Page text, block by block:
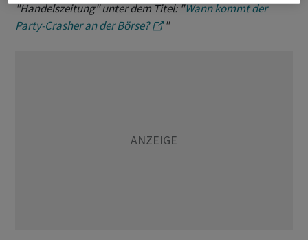
"Handelszeitung" unter dem Titel: "Wann kommt der
Party-Crasher an der Börse?
"